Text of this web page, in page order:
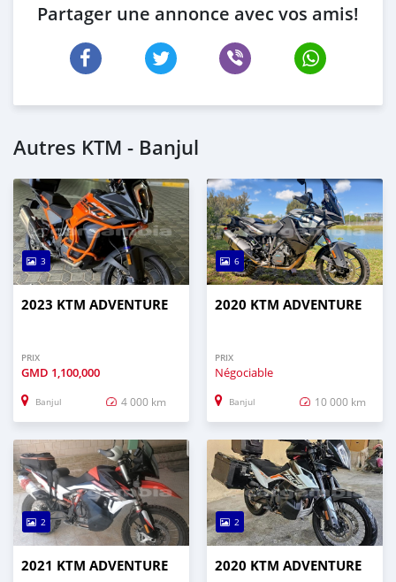
Partager une annonce avec vos amis!
Autres KTM - Banjul
3
2023 KTM ADVENTURE
PRIX
GMD 1,100,000
Banjul 4 000 km
6
2020 KTM ADVENTURE
PRIX
Négociable
Banjul 10 000 km
2
2021 KTM ADVENTURE
2
2020 KTM ADVENTURE